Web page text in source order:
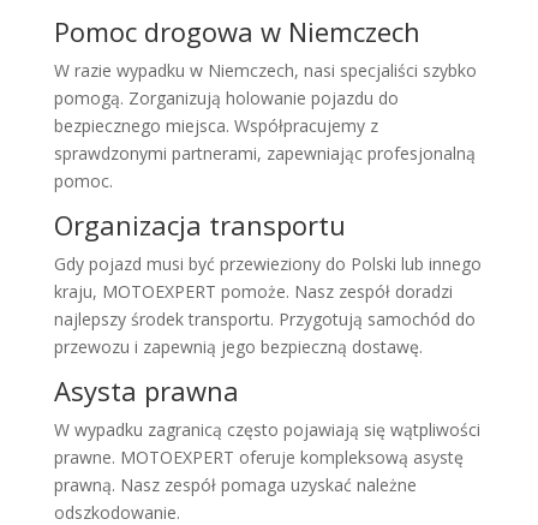
Pomoc drogowa w Niemczech
W razie wypadku w Niemczech, nasi specjaliści szybko
pomogą. Zorganizują holowanie pojazdu do
bezpiecznego miejsca. Współpracujemy z
sprawdzonymi partnerami, zapewniając profesjonalną
pomoc.
Organizacja transportu
Gdy pojazd musi być przewieziony do Polski lub innego
kraju, MOTOEXPERT pomoże. Nasz zespół doradzi
najlepszy środek transportu. Przygotują samochód do
przewozu i zapewnią jego bezpieczną dostawę.
Asysta prawna
W wypadku zagranicą często pojawiają się wątpliwości
prawne. MOTOEXPERT oferuje kompleksową asystę
prawną. Nasz zespół pomaga uzyskać należne
odszkodowanie.